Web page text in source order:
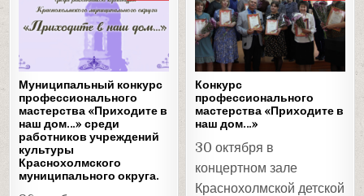
Posted
in
Муниципальный конкурс
профессионального
мастерства «Приходите в
наш дом…» среди
работников учреждений
культуры
Краснохолмского
муниципального округа.
Posted
in
Конкурс
профессионального
мастерства «Приходите в
наш дом…»
30 октября в
концертном зале
Краснохолмской детской